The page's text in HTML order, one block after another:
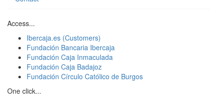
Access...
Ibercaja.es (Customers)
Fundación Bancaria Ibercaja
Fundación Caja Inmaculada
Fundación Caja Badajoz
Fundación Círculo Católico de Burgos
One click...